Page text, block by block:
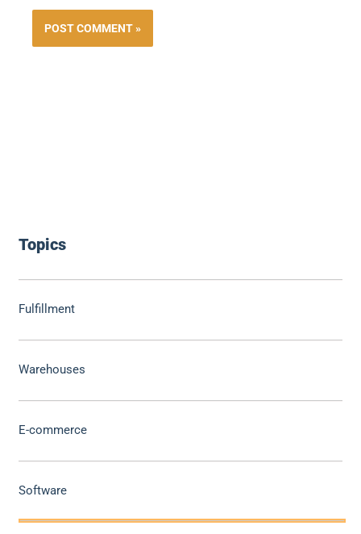
Topics
Fulfillment
Warehouses
E-commerce
Software